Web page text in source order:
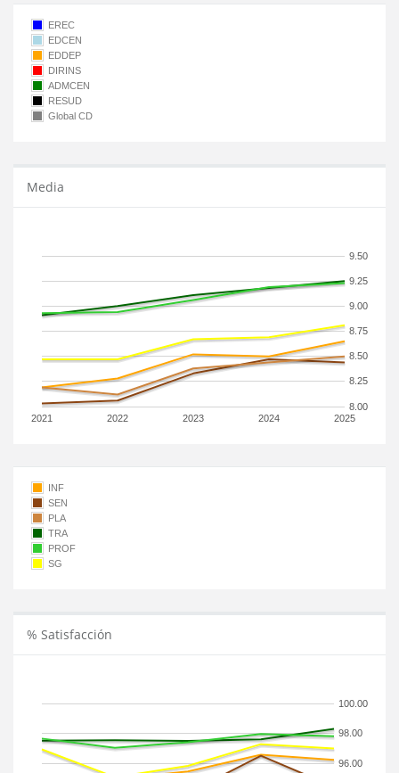
EREC
EDCEN
EDDEP
DIRINS
ADMCEN
RESUD
Global CD
Media
2021 2022 2023 2024 2025
8.00
8.25
8.50
8.75
9.00
9.25
9.50
INF
SEN
PLA
TRA
PROF
SG
% Satisfacción
96.00
98.00
100.00